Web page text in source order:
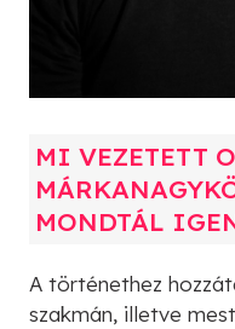
MI VEZETETT
MONDTÁL
A történethez
szakmán, illetve